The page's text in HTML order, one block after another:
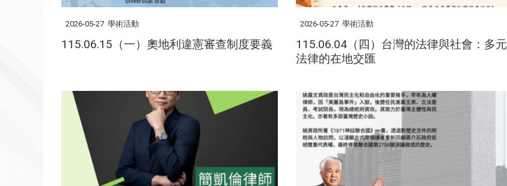
2026-05-27 學術活動
115.06.15（一）奧地利違憲審查制度要義
2026-05-27 學術活動
115.06.04（四）台灣的法律與社會：多元
法律的在地交匯